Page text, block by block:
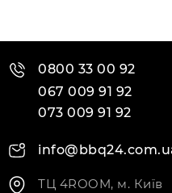
0800 33 00 92
067 009 91 92
073 009 91 92
ТЦ 4ROOM, м. Київ